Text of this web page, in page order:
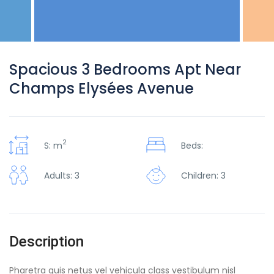
Spacious 3 Bedrooms Apt Near
Champs Elysées Avenue
S: m2 Beds:
Adults: 3 Children: 3
Description
Pharetra quis netus vel vehicula class vestibulum nisl